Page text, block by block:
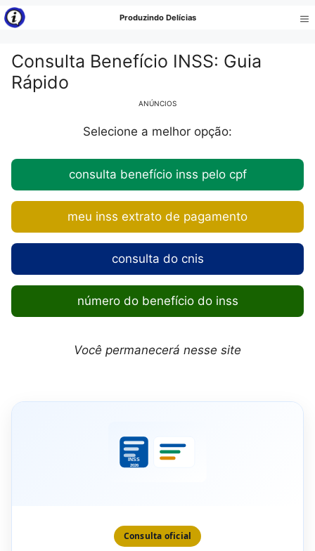
Pular
para
conteúdo
Produzindo Delícias
Consulta Benefício INSS: Guia
Rápido
ANÚNCIOS
Selecione a melhor opção:
consulta benefício inss pelo cpf
meu inss extrato de pagamento
consulta do cnis
número do benefício do inss
Você permanecerá nesse site
Consulta oficial